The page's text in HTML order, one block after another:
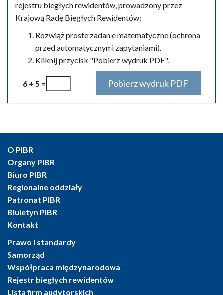
rejestru biegłych rewidentów, prowadzony przez
Krajową Radę Biegłych Rewidentów:
Rozwiąż proste zadanie matematyczne (ochrona
przed automatycznymi zapytaniami).
Kliknij przycisk "Pobierz wydruk PDF".
6 + 5 =
O PIBR
Organy PIBR
Biuro PIBR
Regionalne oddziały
Patronat PIBR
Biuletyn PIBR
Kontakt
Prawo i standardy
Samorząd
Współpraca międzynarodowa
Rejestr biegłych rewidentów
Lista firm audytorskich